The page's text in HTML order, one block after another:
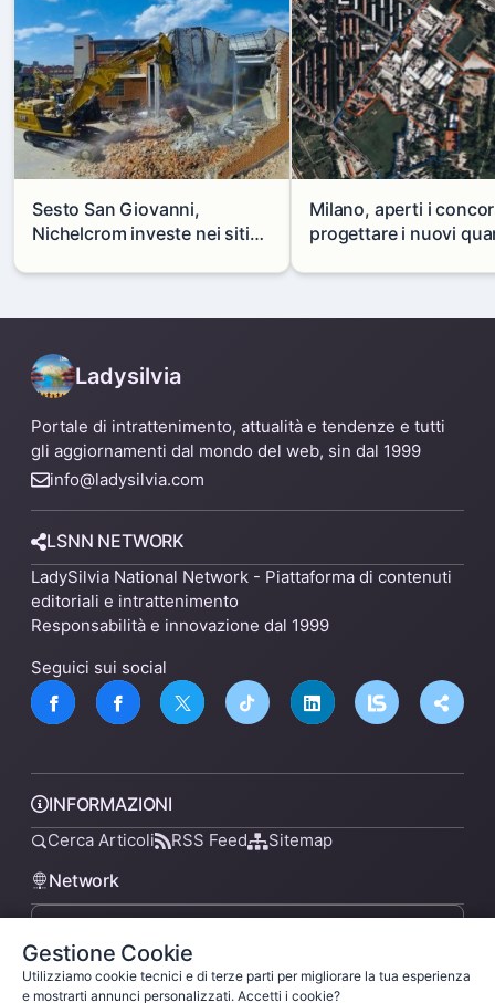
Sesto San Giovanni,
Nichelcrom investe nei siti
capannone per fare spazio a
Milano, aperti i
progettare i nuovi
Mare
Gestione Cookie
Utilizziamo cookie tecnici e di terze parti per migliorare la tua esperienza
e mostrarti annunci personalizzati. Accetti i cookie?
Ladysilvia
Portale di intrattenimento, attualità e tendenze e tutti
gli aggiornamenti dal mondo del web, sin dal 1999
info@ladysilvia.com
LSNN NETWORK
LadySilvia National Network - Piattaforma di contenuti
editoriali e intrattenimento
Responsabilità e innovazione dal 1999
Seguici sui social
INFORMAZIONI
Cerca Articoli RSS Feed Sitemap
Network
lsnn.net